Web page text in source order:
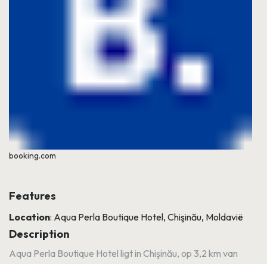
booking.com
Features
Location: Aqua Perla Boutique Hotel, Chişinău, Moldavië
Description
Aqua Perla Boutique Hotel ligt in Chişinău, op 3,2 km van